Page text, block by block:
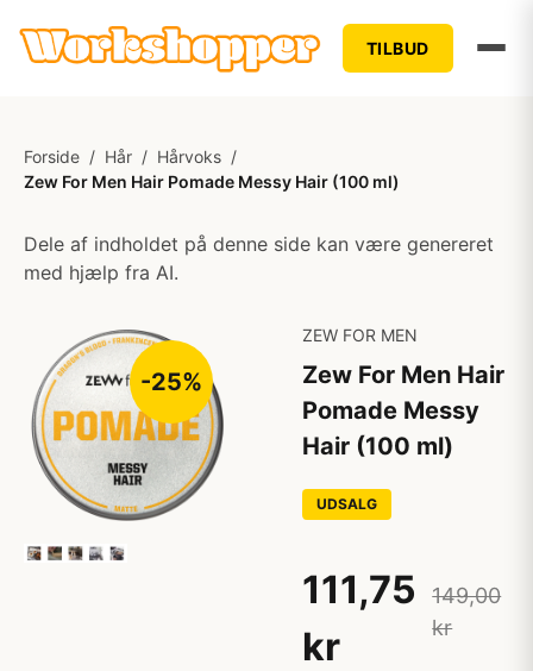
TILBUD
Forside / Hår / Hårvoks /
Zew For Men Hair Pomade Messy Hair (100 ml)
Dele af indholdet på denne side kan være genereret
med hjælp fra AI.
-25%
ZEW FOR MEN
Zew For Men Hair
Pomade Messy
Hair (100 ml)
UDSALG
111,75
kr
149,00
kr